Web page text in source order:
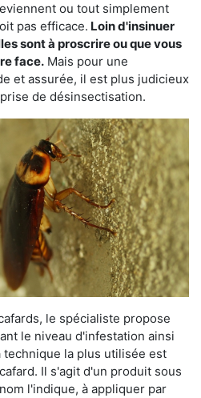
ou tout simplement
pas efficace. Loin d'insinuer
sont à proscrire ou que vous
face. Mais pour une
et assurée, il est plus judicieux
de désinsectisation.
le spécialiste propose
le niveau d'infestation ainsi
technique la plus utilisée est
Il s'agit d'un produit sous
l'indique, à appliquer par